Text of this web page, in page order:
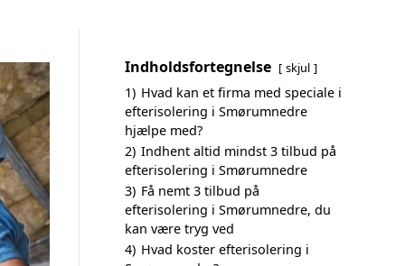
Indholdsfortegnelse skjul
1) Hvad kan et firma med speciale i
efterisolering i Smørumnedre
hjælpe med?
2) Indhent altid mindst 3 tilbud på
efterisolering i Smørumnedre
3) Få nemt 3 tilbud på
efterisolering i Smørumnedre, du
kan være tryg ved
4) Hvad koster efterisolering i